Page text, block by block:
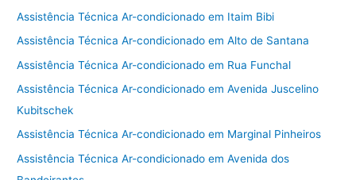
Assistência Técnica Ar-condicionado em Itaim Bibi
Assistência Técnica Ar-condicionado em Alto de Santana
Assistência Técnica Ar-condicionado em Rua Funchal
Assistência Técnica Ar-condicionado em Avenida Juscelino
Kubitschek
Assistência Técnica Ar-condicionado em Marginal Pinheiros
Assistência Técnica Ar-condicionado em Avenida dos